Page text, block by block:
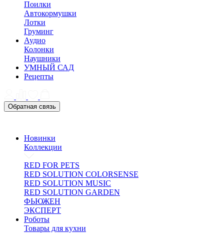
Поилки
Автокормушки
Лотки
Груминг
Аудио
Колонки
Наушники
УМНЫЙ САД
Рецепты
Обратная связь
Новинки
Коллекции
RED FOR PETS
RED SOLUTION COLORSENSE
RED SOLUTION MUSIC
RED SOLUTION GARDEN
ФЬЮЖЕН
ЭКСПЕРТ
Роботы
Товары для кухни